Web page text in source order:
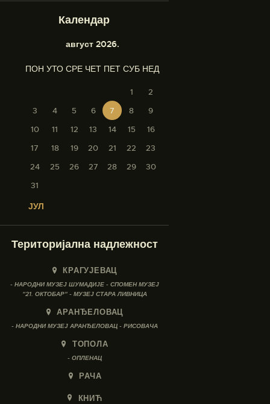
Календар
август 2026.
ПОН УТО СРЕ ЧЕТ ПЕТ СУБ НЕД
1
2
3
4 5 6 7 8
9
10
11 12 13 14 15
16
17
18 19 20 21 22
23
24
25 26 27 28 29
30
31
« ЈУЛ
Територијална надлежност
КРАГУЈЕВАЦ
- НАРОДНИ МУЗЕЈ ШУМАДИЈЕ - СПОМЕН МУЗЕЈ
"21. ОКТОБАР" - МУЗЕЈ СТАРА ЛИВНИЦА
АРАНЂЕЛОВАЦ
- НАРОДНИ МУЗЕЈ АРАНЂЕЛОВАЦ - РИСОВАЧА
ТОПОЛА
- ОПЛЕНАЦ
РАЧА
КНИЋ